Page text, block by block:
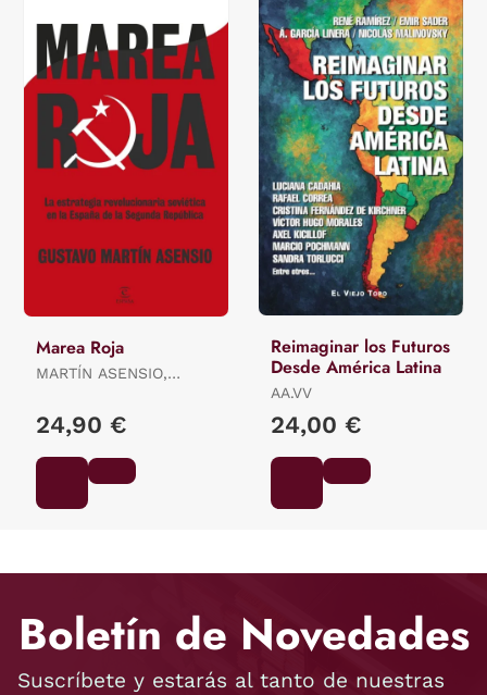
Marea Roja
MARTÍN ASENSIO,
24,90 €
Reimaginar los Futuros
Desde América Latina
AA.VV
24,00 €
Boletín de Novedades
Suscríbete y estarás al tanto de nuestras